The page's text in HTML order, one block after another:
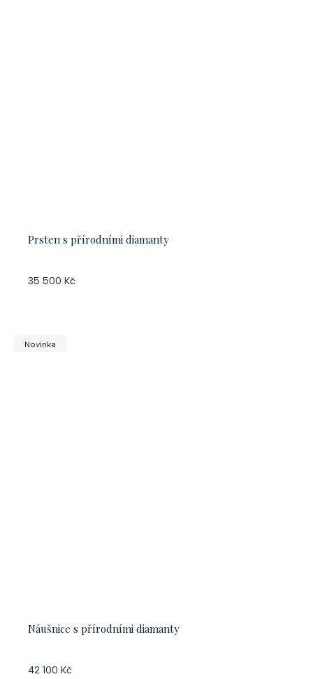
Prsten s přírodními diamanty
35 500 Kč
Novinka
Náušnice s přírodními diamanty
42 100 Kč